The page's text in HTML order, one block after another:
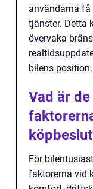
användarna
tjänster. Detta
övervaka
bilens position.
Vad är
För
faktorerna vid